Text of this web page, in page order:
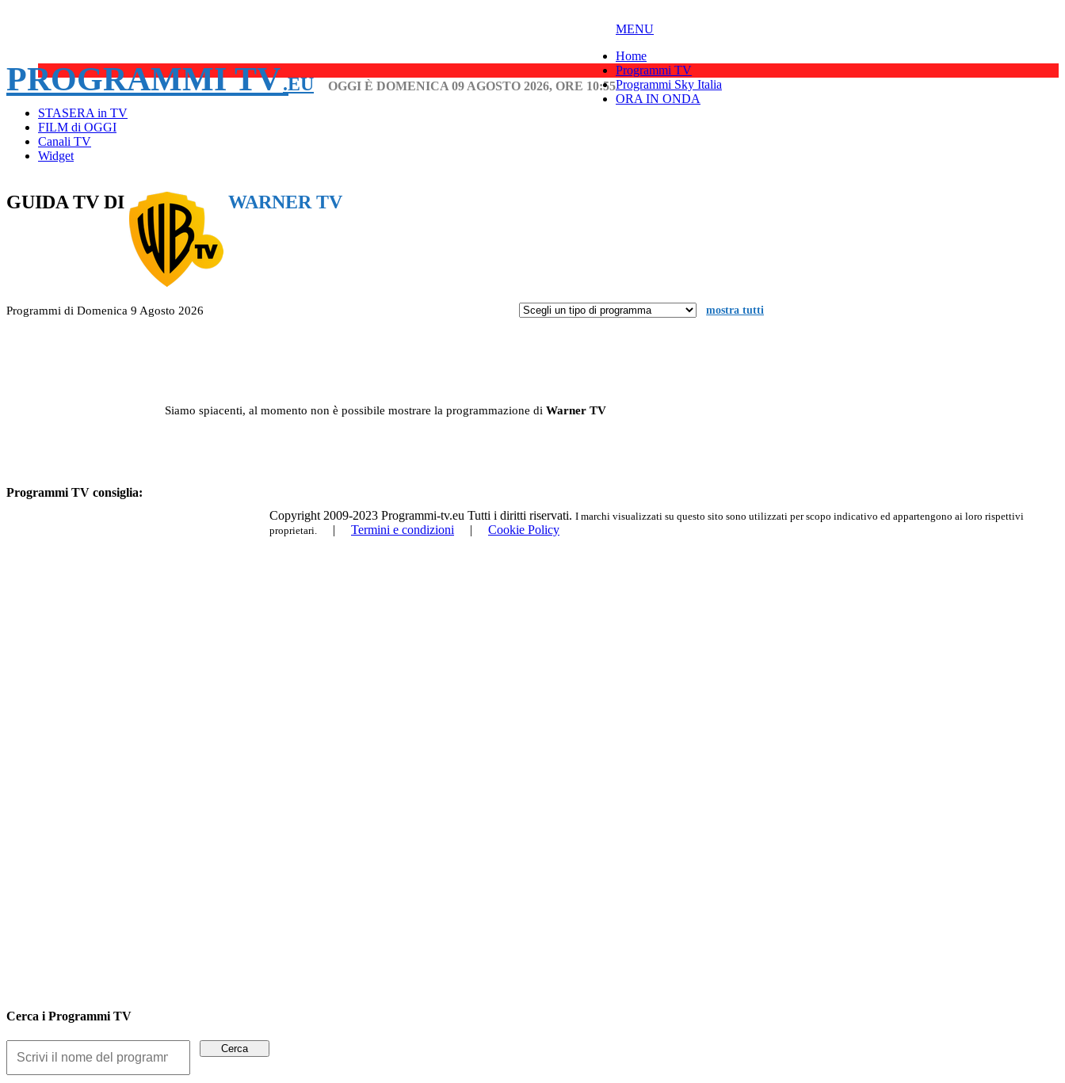
PROGRAMMI TV.EU OGGI È DOMENICA 09 AGOSTO 2026, ORE 10:55
MENU
Home
Programmi TV
Programmi Sky Italia
ORA IN ONDA
STASERA in TV
FILM di OGGI
Canali TV
Widget
GUIDA TV DI WARNER TV
Programmi di Domenica 9 Agosto 2026 mostra tutti
Siamo spiacenti, al momento non è possibile mostrare la programmazione di Warner TV
Programmi TV consiglia:
Cerca i Programmi TV
Copyright 2009-2023 Programmi-tv.eu Tutti i diritti riservati. I marchi visualizzati su questo sito sono utilizzati per scopo indicativo ed appartengono ai loro rispettivi
proprietari.
| Termini e condizioni | Cookie Policy